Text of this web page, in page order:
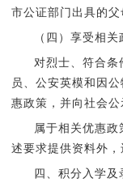
市公证部门出具的父
（四）享受相
对烈士、符合条
员、公安英模和因
惠政策，并向社会公
属于相关优惠
述要求提供资料外，
四、积分入学及